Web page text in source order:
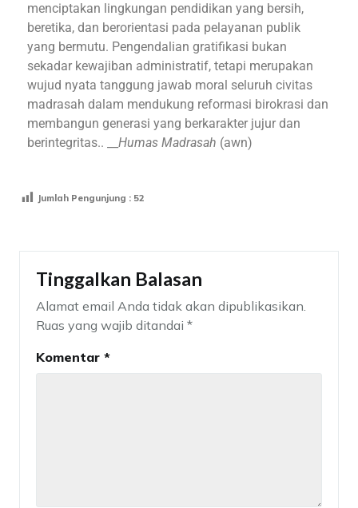
menciptakan lingkungan pendidikan yang bersih,
beretika, dan berorientasi pada pelayanan publik
yang bermutu. Pengendalian gratifikasi bukan
sekadar kewajiban administratif, tetapi merupakan
wujud nyata tanggung jawab moral seluruh civitas
madrasah dalam mendukung reformasi birokrasi dan
membangun generasi yang berkarakter jujur dan
berintegritas.. __ Humas Madrasah (awn)
Jumlah Pengunjung : 52
Tinggalkan Balasan
Alamat email Anda tidak akan dipublikasikan.
Ruas yang wajib ditandai *
Komentar *